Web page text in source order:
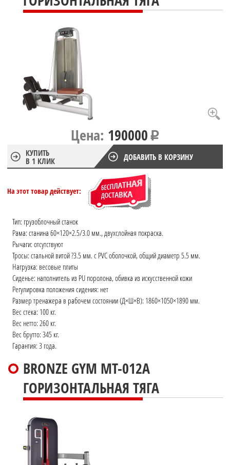
Цена: 190000
КУПИТЬ
В 1 КЛИК
ДОБАВИТЬ В КОРЗИНУ
На этот товар действует:
Тип: грузоблочный станок
Рама: станина 60×120×2.5/3.0 мм., двухслойная покраска.
Рычаги: отсутствуют
Тросы: стальной витой ?3.5 мм. с PVC оболочкой, общий диаметр 5.5 мм.
Нагрузка: весовые плиты
Сиденье: наполнитель из PU поролона, обивка из искусственной кожи
Регулировка положения сидения: нет
Размер тренажера в рабочем состоянии (Д×Ш×В): 1860×1050×1890 мм.
Вес стека: 100 кг.
Вес нетто: 260 кг.
Вес брутто: 345 кг.
Гарантия: 3 года.
BRONZE GYM MT-012A
ГОРИЗОНТАЛЬНАЯ ТЯГА